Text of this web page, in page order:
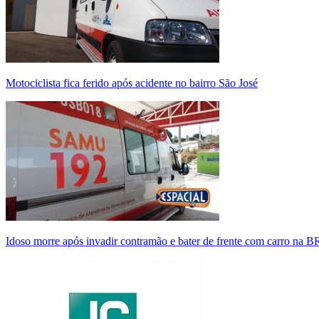
Motociclista fica ferido após acidente no bairro São José
Idoso morre após invadir contramão e bater de frente com carro na